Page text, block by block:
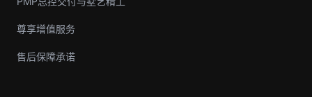
尊享增值服务
售后保障承诺